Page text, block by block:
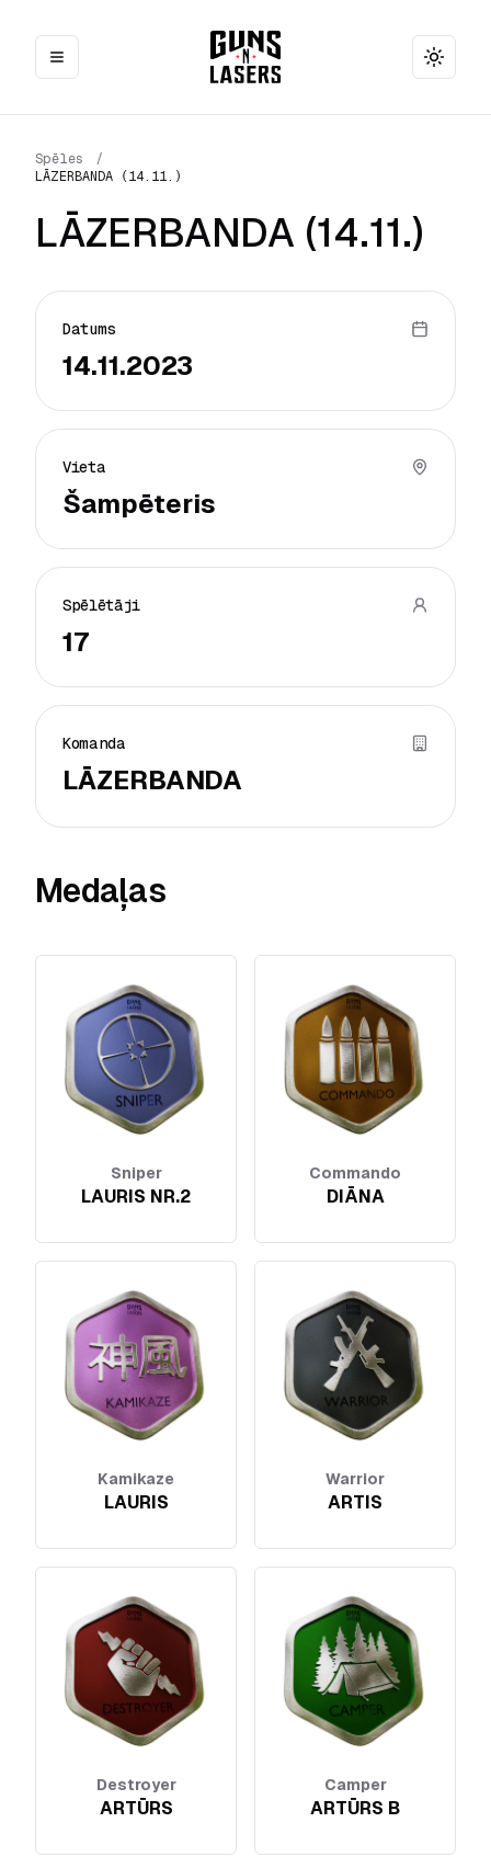
Toggle
Spēles
/
LĀZERBANDA (14.11.)
LĀZERBANDA (14.11.)
Datums
14.11.2023
Vieta
Šampēteris
Spēlētāji
17
Komanda
LĀZERBANDA
Medaļas
Sniper
LAURIS NR.2
Commando
DIĀNA
Kamikaze
LAURIS
Warrior
ARTIS
Destroyer
ARTŪRS
Camper
ARTŪRS B